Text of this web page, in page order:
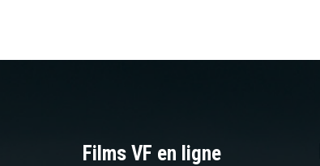
Films VF en ligne